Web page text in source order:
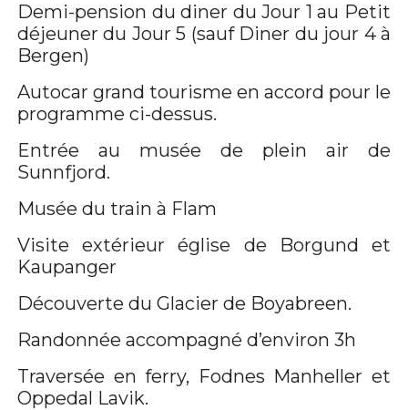
Demi-pension du diner du Jour 1 au Petit
déjeuner du Jour 5 (sauf Diner du jour 4 à
Bergen)
Autocar grand tourisme en accord pour le
programme ci-dessus.
Entrée au musée de plein air de
Sunnfjord.
Musée du train à Flam
Visite extérieur église de Borgund et
Kaupanger
Découverte du Glacier de Boyabreen.
Randonnée accompagné d’environ 3h
Traversée en ferry, Fodnes Manheller et
Oppedal Lavik.